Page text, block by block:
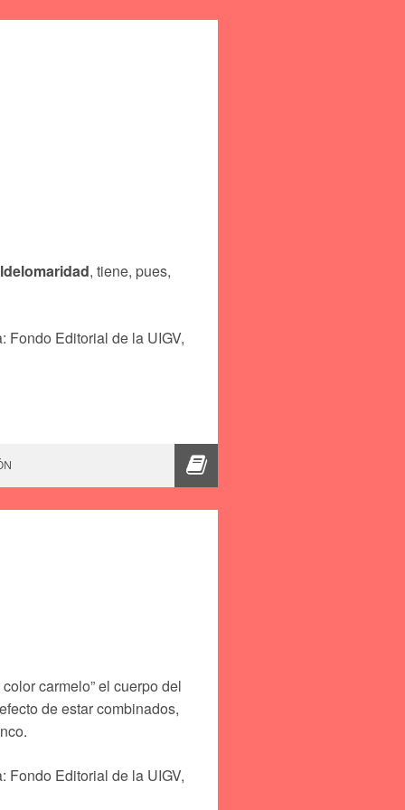
, tiene, pues,
Fondo Editorial de la UIGV,
carmelo” el cuerpo del
de estar combinados,
Fondo Editorial de la UIGV,